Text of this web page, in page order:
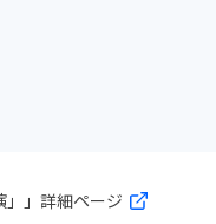
」」詳細ページ